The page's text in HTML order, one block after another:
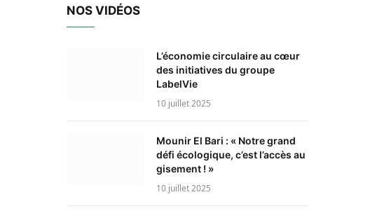
NOS VIDÉOS
L’économie circulaire au cœur
des initiatives du groupe
LabelVie
10 juillet 2025
Mounir El Bari : « Notre grand
défi écologique, c’est l’accès au
gisement ! »
10 juillet 2025